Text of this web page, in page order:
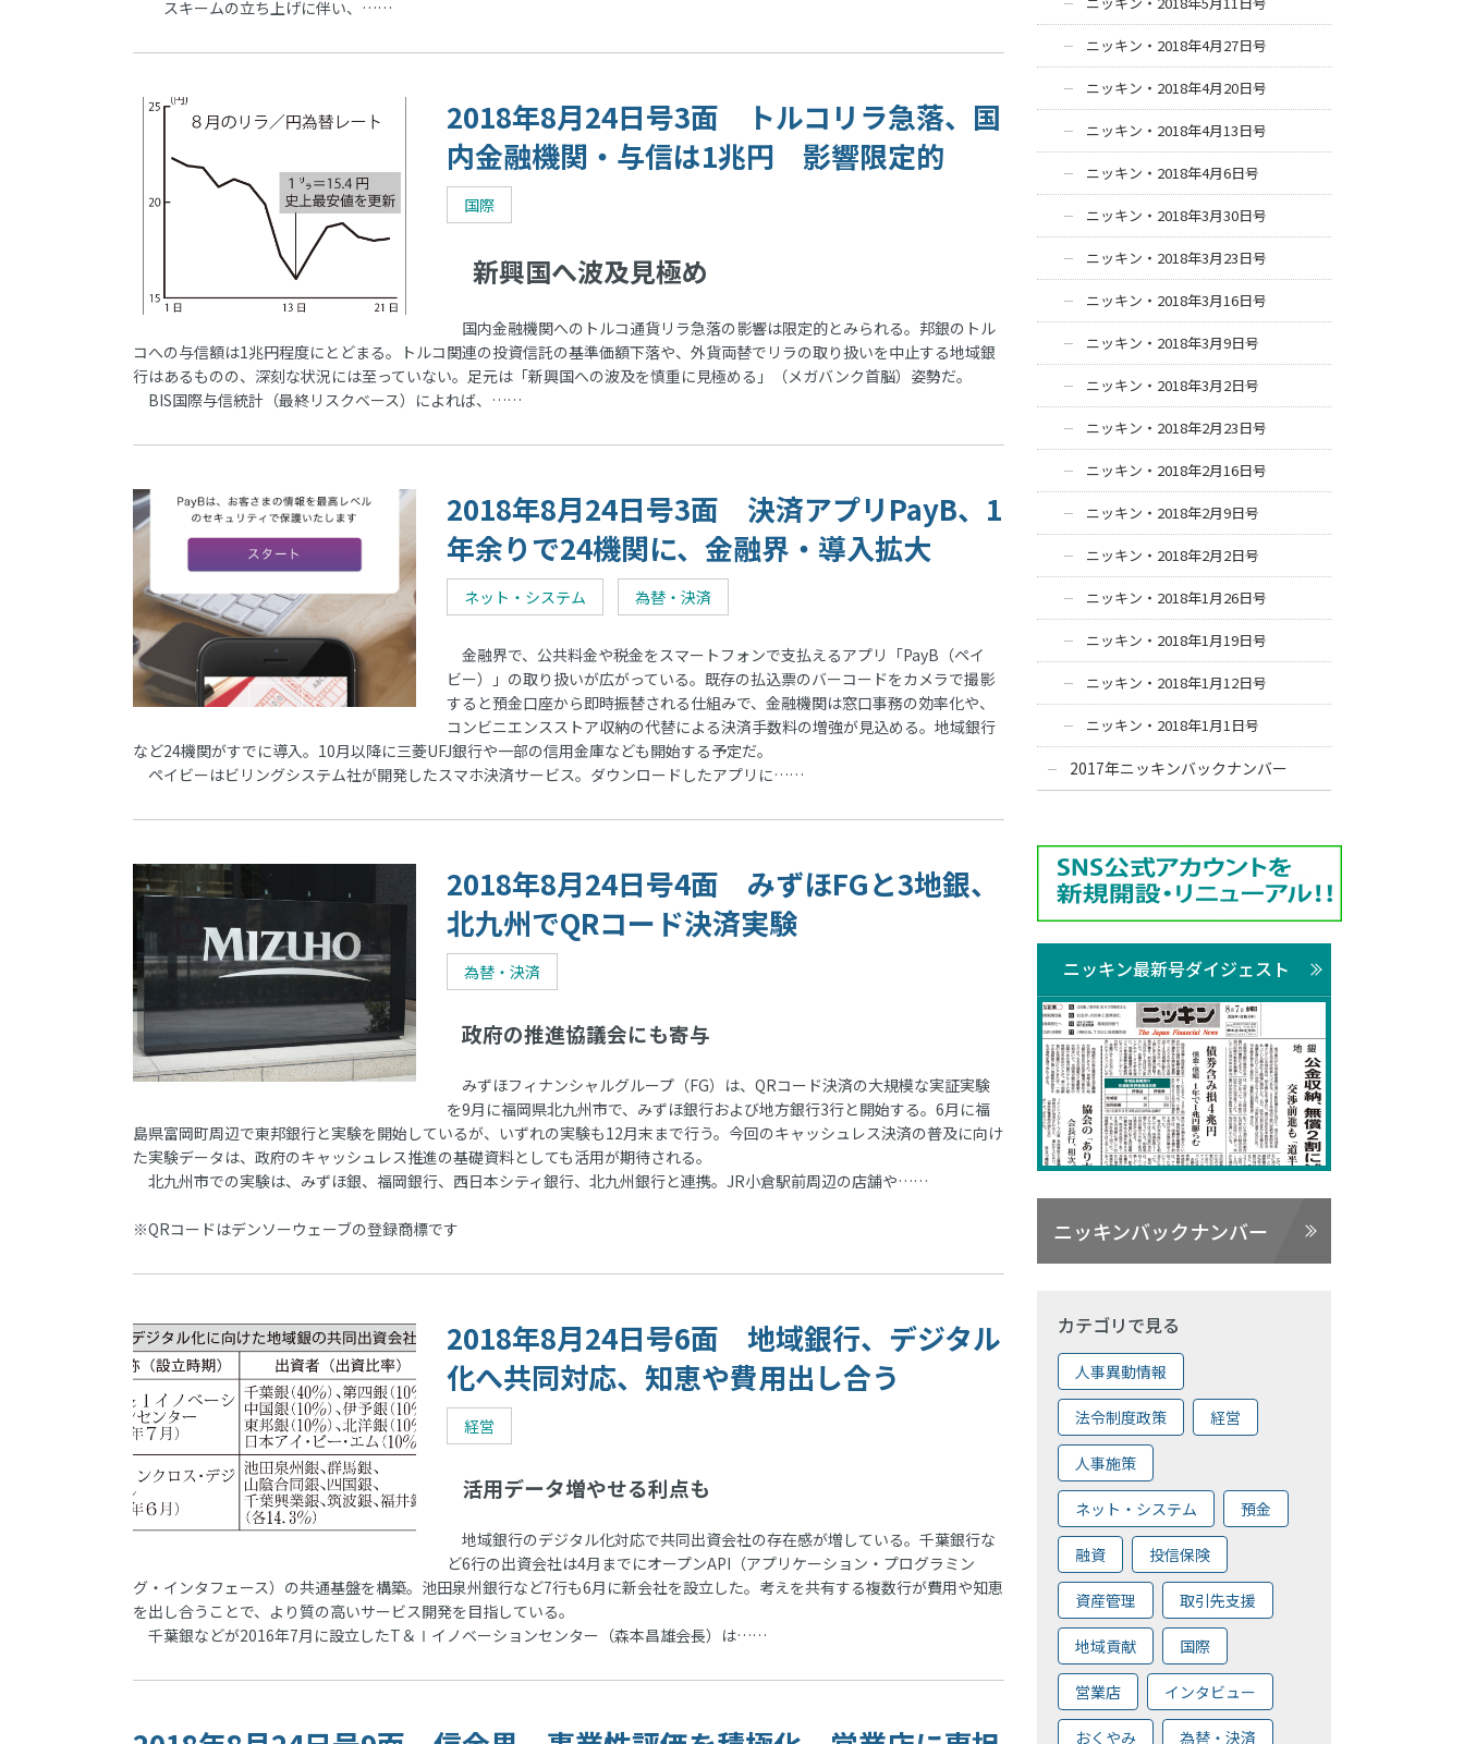
スキームの立ち上げに伴い、……
2018年8月24日号3面 トルコリラ急落、国
内金融機関・与信は1兆円 影響限定的
国際
新興国へ波及見極め
国内金融機関へのトルコ通貨リラ急落の影響は限定的とみられる。邦銀のトル
コへの与信額は1兆円程度にとどまる。トルコ関連の投資信託の基準価額下落や、外貨両替でリラの取り扱いを中止する地域銀
行はあるものの、深刻な状況には至っていない。足元は「新興国への波及を慎重に見極める」（メガバンク首脳）姿勢だ。
BIS国際与信統計（最終リスクベース）によれば、……
2018年8月24日号3面 決済アプリPayB、1
年余りで24機関に、金融界・導入拡大
ネット・システム 為替・決済
金融界で、公共料金や税金をスマートフォンで支払えるアプリ「PayB（ペイ
ビー）」の取り扱いが広がっている。既存の払込票のバーコードをカメラで撮影
すると預金口座から即時振替される仕組みで、金融機関は窓口事務の効率化や、
コンビニエンスストア収納の代替による決済手数料の増強が見込める。地域銀行
など24機関がすでに導入。10月以降に三菱UFJ銀行や一部の信用金庫なども開始する予定だ。
ペイビーはビリングシステム社が開発したスマホ決済サービス。ダウンロードしたアプリに……
2018年8月24日号4面 みずほFGと3地銀、
北九州でQRコード決済実験
為替・決済
政府の推進協議会にも寄与
みずほフィナンシャルグループ（FG）は、QRコード決済の大規模な実証実験
を9月に福岡県北九州市で、みずほ銀行および地方銀行3行と開始する。6月に福
島県富岡町周辺で東邦銀行と実験を開始しているが、いずれの実験も12月末まで行う。今回のキャッシュレス決済の普及に向け
た実験データは、政府のキャッシュレス推進の基礎資料としても活用が期待される。
北九州市での実験は、みずほ銀、福岡銀行、西日本シティ銀行、北九州銀行と連携。JR小倉駅前周辺の店舗や……
※QRコードはデンソーウェーブの登録商標です
2018年8月24日号6面 地域銀行、デジタル
化へ共同対応、知恵や費用出し合う
経営
活用データ増やせる利点も
地域銀行のデジタル化対応で共同出資会社の存在感が増している。千葉銀行な
ど6行の出資会社は4月までにオープンAPI（アプリケーション・プログラミン
グ・インタフェース）の共通基盤を構築。池田泉州銀行など7行も6月に新会社を設立した。考えを共有する複数行が費用や知恵
を出し合うことで、より質の高いサービス開発を目指している。
千葉銀などが2016年7月に設立したT＆Ⅰイノベーションセンター（森本昌雄会長）は……
ニッキン・2018年4月27日号
ニッキン・2018年4月20日号
ニッキン・2018年4月13日号
ニッキン・2018年4月6日号
ニッキン・2018年3月30日号
ニッキン・2018年3月23日号
ニッキン・2018年3月16日号
ニッキン・2018年3月9日号
ニッキン・2018年3月2日号
ニッキン・2018年2月23日号
ニッキン・2018年2月16日号
ニッキン・2018年2月9日号
ニッキン・2018年2月2日号
ニッキン・2018年1月26日号
ニッキン・2018年1月19日号
ニッキン・2018年1月12日号
ニッキン・2018年1月1日号
2017年ニッキンバックナンバー
ニッキン最新号ダイジェスト
ニッキンバックナンバー
カテゴリで見る
人事異動情報
法令制度政策 経営
人事施策
ネット・システム 預金
融資 投信保険
資産管理 取引先支援
地域貢献 国際
営業店 インタビュー
おくやみ 為替・決済